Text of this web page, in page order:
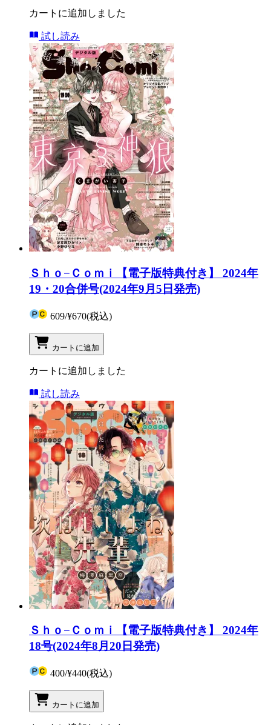
カートに追加しました
試し読み
Ｓｈｏ−Ｃｏｍｉ【電子版特典付き】 2024年
19・20合併号(2024年9月5日発売)
609/¥670(税込)
カートに追加
カートに追加しました
試し読み
Ｓｈｏ−Ｃｏｍｉ【電子版特典付き】 2024年
18号(2024年8月20日発売)
400/¥440(税込)
カートに追加